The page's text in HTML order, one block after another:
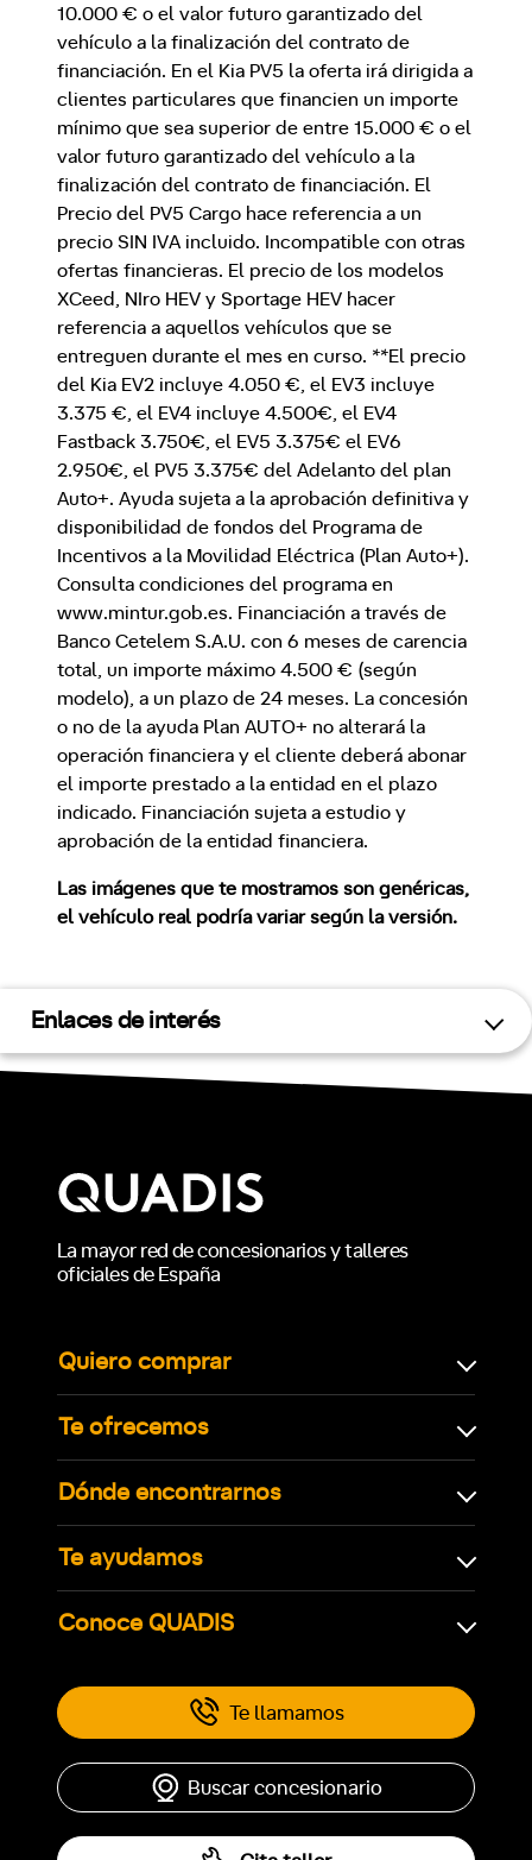
10.000 € o el valor futuro garantizado del
vehículo a la finalización del contrato de
financiación. En el Kia PV5 la oferta irá dirigida a
clientes particulares que financien un importe
mínimo que sea superior de entre 15.000 € o el
valor futuro garantizado del vehículo a la
finalización del contrato de financiación. El
Precio del PV5 Cargo hace referencia a un
precio SIN IVA incluido. Incompatible con otras
ofertas financieras. El precio de los modelos
XCeed, NIro HEV y Sportage HEV hacer
referencia a aquellos vehículos que se
entreguen durante el mes en curso. **El precio
del Kia EV2 incluye 4.050 €, el EV3 incluye
3.375 €, el EV4 incluye 4.500€, el EV4
Fastback 3.750€, el EV5 3.375€ el EV6
2.950€, el PV5 3.375€ del Adelanto del plan
Auto+. Ayuda sujeta a la aprobación definitiva y
disponibilidad de fondos del Programa de
Incentivos a la Movilidad Eléctrica (Plan Auto+).
Consulta condiciones del programa en
www.mintur.gob.es. Financiación a través de
Banco Cetelem S.A.U. con 6 meses de carencia
total, un importe máximo 4.500 € (según
modelo), a un plazo de 24 meses. La concesión
o no de la ayuda Plan AUTO+ no alterará la
operación financiera y el cliente deberá abonar
el importe prestado a la entidad en el plazo
indicado. Financiación sujeta a estudio y
aprobación de la entidad financiera.
Las imágenes que te mostramos son genéricas,
el vehículo real podría variar según la versión.
Enlaces de interés
La mayor red de concesionarios y talleres
oficiales de España
Quiero comprar
Te ofrecemos
Dónde encontrarnos
Te ayudamos
Conoce QUADIS
Te llamamos
Buscar concesionario